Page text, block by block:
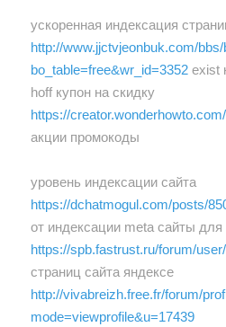
ускоренная индексация
http://www.jjctvjeonbuk.com/
bo_table=free&wr_id=3352 exist
hoff купон на скидку
https://
акции промокоды
уровень индексации сайта
https://dchatmogul.com/posts/
от индексации meta сайты для
https://spb.fastrust.ru/forum/
страниц сайта яндексе
http://vivabreizh.free.fr/forum/
mode=viewprofile&u=17439